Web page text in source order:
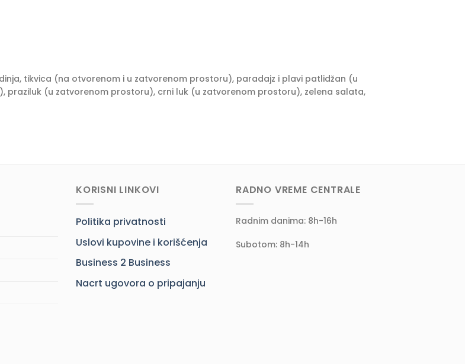
tikvica (na otvorenom i u zatvorenom prostoru), paradajz i plavi patlidžan (u
(u zatvorenom prostoru), crni luk (u zatvorenom prostoru), zelena salata,
KORISNI LINKOVI
Politika privatnosti
Uslovi kupovine i korišćenja
Business 2 Business
Nacrt ugovora o pripajanju
RADNO VREME CENTRALE
Radnim danima: 8h-16h
Subotom: 8h-14h